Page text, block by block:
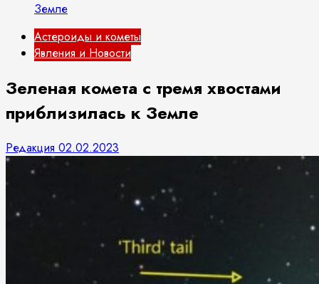
Земле
Астероиды и кометы
Явления и Новости
Зеленая комета с тремя хвостами
приблизилась к Земле
Редакция 02.02.2023